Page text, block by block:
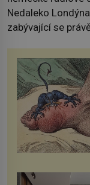
Nedaleko
zabývající se